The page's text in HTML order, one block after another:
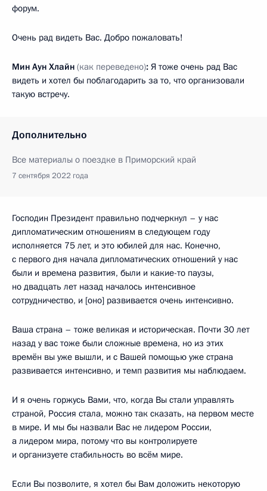
форум.
Очень рад видеть Вас. Добро пожаловать!
Мин Аун Хлайн (как переведено): Я тоже очень рад Вас
видеть и хотел бы поблагодарить за то, что организовали
такую встречу.
Дополнительно
Все материалы о поездке в Приморский край
7 сентября 2022 года
Господин Президент правильно подчеркнул – у нас
дипломатическим отношениям в следующем году
исполняется 75 лет, и это юбилей для нас. Конечно,
с первого дня начала дипломатических отношений у нас
были и времена развития, были и какие-то паузы,
но двадцать лет назад началось интенсивное
сотрудничество, и [оно] развивается очень интенсивно.
Ваша страна – тоже великая и историческая. Почти 30 лет
назад у вас тоже были сложные времена, но из этих
времён вы уже вышли, и с Вашей помощью уже страна
развивается интенсивно, и темп развития мы наблюдаем.
И я очень горжусь Вами, что, когда Вы стали управлять
страной, Россия стала, можно так сказать, на первом месте
в мире. И мы бы назвали Вас не лидером России,
а лидером мира, потому что вы контролируете
и организуете стабильность во всём мире.
Если Вы позволите, я хотел бы Вам доложить некоторую